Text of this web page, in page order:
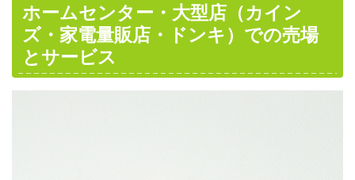
ホームセンター・大型店（カイン
ズ・家電量販店・ドンキ）での売場
とサービス